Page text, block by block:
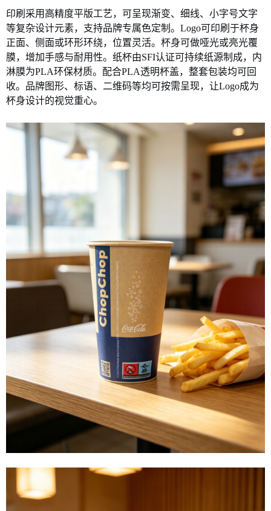
印刷采用高精度平版工艺，可呈现渐变、细线、小字号文字
等复杂设计元素，支持品牌专属色定制。Logo可印刷于杯身
正面、侧面或环形环绕，位置灵活。杯身可做哑光或亮光覆
膜，增加手感与耐用性。纸杯由SFI认证可持续纸源制成，内
淋膜为PLA环保材质。配合PLA透明杯盖，整套包装均可回
收。品牌图形、标语、二维码等均可按需呈现，让Logo成为
杯身设计的视觉重心。